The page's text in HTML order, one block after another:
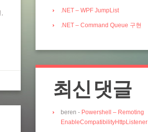
.NET – WPF JumpList
.NET – Command Queue 구현
최신 댓글
beren - Powershell – Remoting
EnableCompatibilityHttpListener